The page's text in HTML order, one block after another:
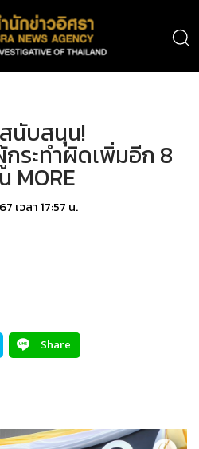
นับสนุน!
ระทำผิดเพิ่มอีก 8
MORE
เวลา 17:57 น.
Share